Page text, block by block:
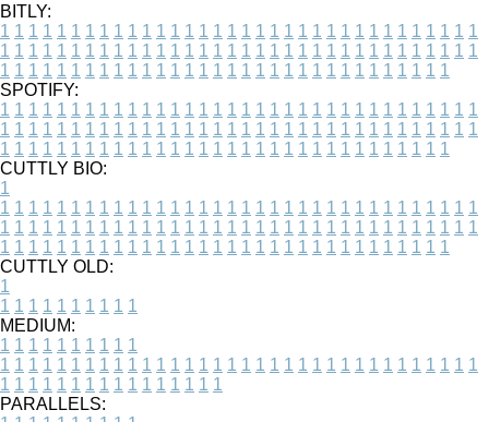
BITLY:
1 1 1 1 1 1 1 1 1 1 1 1 1 1 1 1 1 1 1 1 1 1 1 1 1 1 1 1 1 1 1 1 1 1
1 1 1 1 1 1 1 1 1 1 1 1 1 1 1 1 1 1 1 1 1 1 1 1 1 1 1 1 1 1 1 1 1 1
1 1 1 1 1 1 1 1 1 1 1 1 1 1 1 1 1 1 1 1 1 1 1 1 1 1 1 1 1 1 1 1
SPOTIFY:
1 1 1 1 1 1 1 1 1 1 1 1 1 1 1 1 1 1 1 1 1 1 1 1 1 1 1 1 1 1 1 1 1 1
1 1 1 1 1 1 1 1 1 1 1 1 1 1 1 1 1 1 1 1 1 1 1 1 1 1 1 1 1 1 1 1 1 1
1 1 1 1 1 1 1 1 1 1 1 1 1 1 1 1 1 1 1 1 1 1 1 1 1 1 1 1 1 1 1 1
CUTTLY BIO:
1
1 1 1 1 1 1 1 1 1 1 1 1 1 1 1 1 1 1 1 1 1 1 1 1 1 1 1 1 1 1 1 1 1 1
1 1 1 1 1 1 1 1 1 1 1 1 1 1 1 1 1 1 1 1 1 1 1 1 1 1 1 1 1 1 1 1 1 1
1 1 1 1 1 1 1 1 1 1 1 1 1 1 1 1 1 1 1 1 1 1 1 1 1 1 1 1 1 1 1 1
CUTTLY OLD:
1
1 1 1 1 1 1 1 1 1 1
MEDIUM:
1 1 1 1 1 1 1 1 1 1
1 1 1 1 1 1 1 1 1 1 1 1 1 1 1 1 1 1 1 1 1 1 1 1 1 1 1 1 1 1 1 1 1 1
1 1 1 1 1 1 1 1 1 1 1 1 1 1 1 1
PARALLELS: